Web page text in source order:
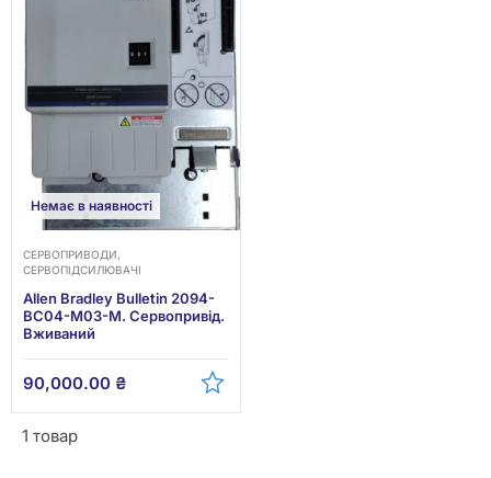
Немає в наявності
СЕРВОПРИВОДИ,
СЕРВОПІДСИЛЮВАЧІ
Allen Bradley Bulletin 2094-
BC04-M03-M. Сервопривід.
Вживаний
90,000.00 ₴
1 товар